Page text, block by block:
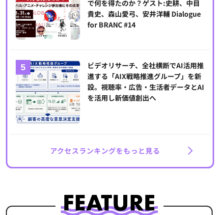
で何を得たのか？ゲスト:史耕、中目
貴史、森山愛弓、安井洋輔 Dialogue
for BRANC #14
ビデオリサーチ、全社横断でAI活用推
進する「AIX戦略推進グループ」を新
設。視聴率・広告・生活者データとAI
を活用し新価値創出へ
アクセスランキングをもっと見る